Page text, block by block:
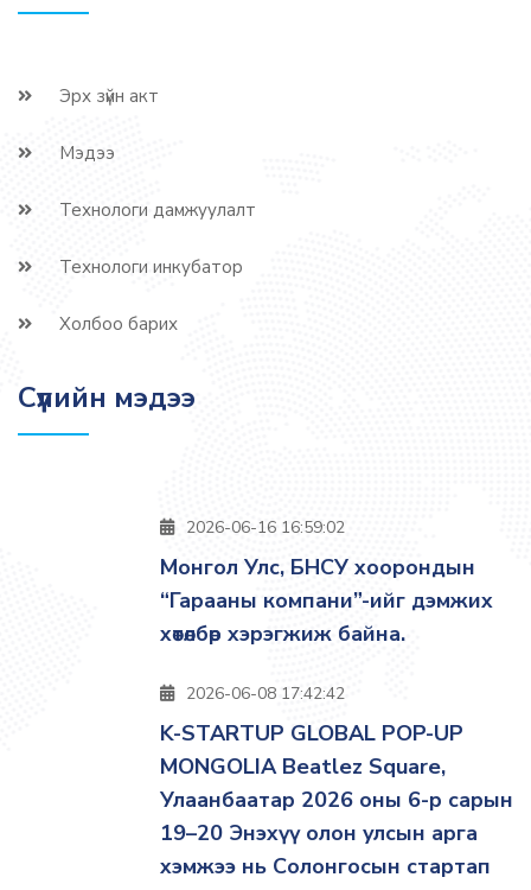
Эрх зүйн акт
Мэдээ
Технологи дамжуулалт
Технологи инкубатор
Холбоо барих
Сүүлийн мэдээ
2026-06-16 16:59:02
Монгол Улс, БНСУ хоорондын
“Гарааны компани”-ийг дэмжих
хөтөлбөр хэрэгжиж байна.
2026-06-08 17:42:42
K-STARTUP GLOBAL POP-UP
MONGOLIA Beatlez Square,
Улаанбаатар 2026 оны 6-р сарын
19–20 Энэхүү олон улсын арга
хэмжээ нь Солонгосын стартап